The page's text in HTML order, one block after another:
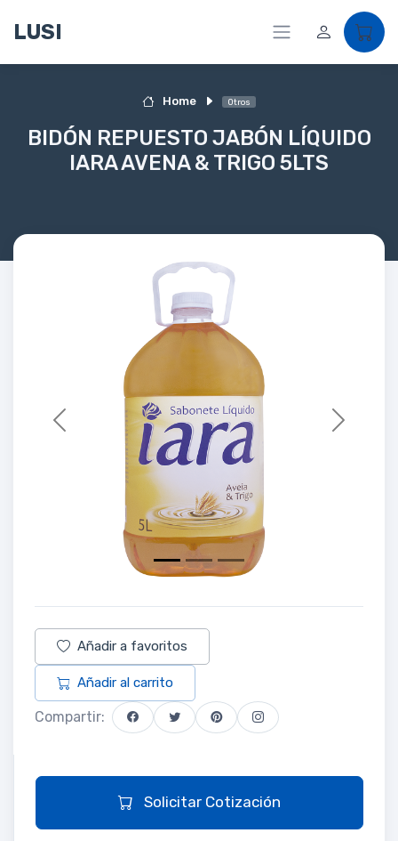
LUSI
Home Otros
BIDÓN REPUESTO JABÓN LÍQUIDO
IARA AVENA & TRIGO 5LTS
Previous Next
Añadir a favoritos
Añadir al carrito
Compartir:
Solicitar Cotización